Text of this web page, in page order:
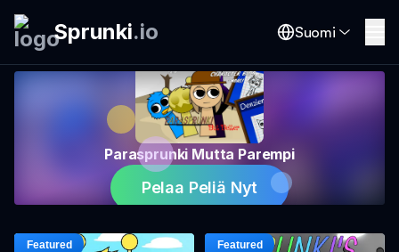
Sprunki.io Suomi
Parasprunki Mutta Parempi
Pelaa Peliä Nyt